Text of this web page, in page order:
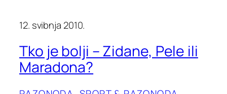
12. svibnja 2010.
Tko je bolji – Zidane, Pele ili
Maradona?